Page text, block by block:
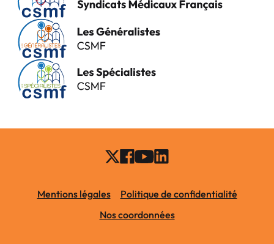
Mentions légales
Politique de confidentialité
Nos coordonnées